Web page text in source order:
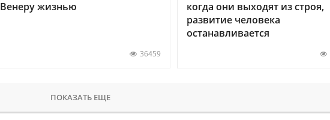
Венеру жизнью
36459
когда они выходят из строя,
развитие человека
останавливается
ПОКАЗАТЬ ЕЩЕ